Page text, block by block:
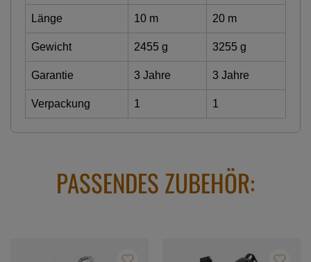
Länge 10 m 20 m
Gewicht 2455 g 3255 g
Garantie 3 Jahre 3 Jahre
Verpackung 1 1
PASSENDES ZUBEHÖR: